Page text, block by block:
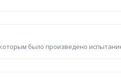
было произведено